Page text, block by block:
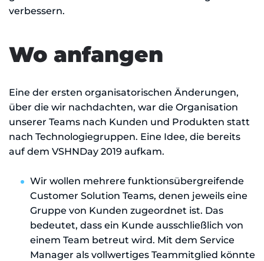
verbessern.
Wo anfangen
Eine der ersten organisatorischen Änderungen,
über die wir nachdachten, war die Organisation
unserer Teams nach Kunden und Produkten statt
nach Technologiegruppen. Eine Idee, die bereits
auf dem VSHNDay 2019 aufkam.
Wir wollen mehrere funktionsübergreifende
Customer Solution Teams, denen jeweils eine
Gruppe von Kunden zugeordnet ist. Das
bedeutet, dass ein Kunde ausschließlich von
einem Team betreut wird. Mit dem Service
Manager als vollwertiges Teammitglied könnte